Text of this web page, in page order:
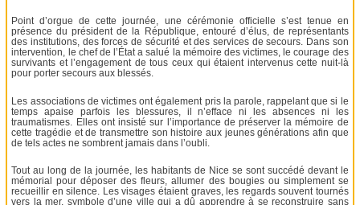
Point d’orgue de cette journée, une cérémonie officielle s’est tenue en
présence du président de la République, entouré d’élus, de représentants
des institutions, des forces de sécurité et des services de secours. Dans son
intervention, le chef de l’État a salué la mémoire des victimes, le courage des
survivants et l’engagement de tous ceux qui étaient intervenus cette nuit-là
pour porter secours aux blessés.
Les associations de victimes ont également pris la parole, rappelant que si le
temps apaise parfois les blessures, il n’efface ni les absences ni les
traumatismes. Elles ont insisté sur l’importance de préserver la mémoire de
cette tragédie et de transmettre son histoire aux jeunes générations afin que
de tels actes ne sombrent jamais dans l’oubli.
Tout au long de la journée, les habitants de Nice se sont succédé devant le
mémorial pour déposer des fleurs, allumer des bougies ou simplement se
recueillir en silence. Les visages étaient graves, les regards souvent tournés
vers la mer, symbole d’une ville qui a dû apprendre à se reconstruire sans